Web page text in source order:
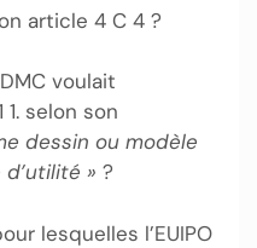
article 4 C 4 ?
voulait
selon son
dessin ou modèle
» ?
lesquelles l’EUIPO